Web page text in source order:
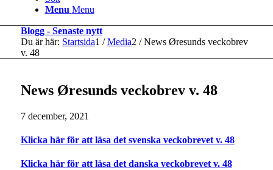
Menu Menu
Blogg - Senaste nytt
Du är här: Startsida1 / Media2 / News Øresunds veckobrev
v. 48
News Øresunds veckobrev v. 48
7 december, 2021
Klicka här för att läsa det svenska veckobrevet v. 48
Klicka här för att läsa det danska veckobrevet v. 48